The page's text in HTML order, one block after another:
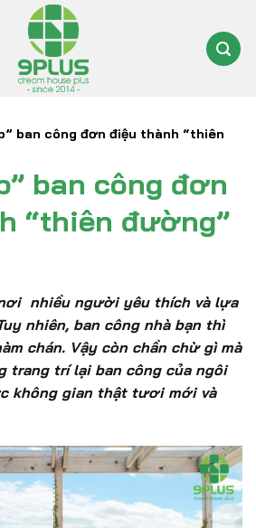
ban công đơn điệu thành “thiên
ban công đơn
“thiên đường”
nhiều người yêu thích và lựa
nhiên, ban công nhà bạn thì
chán. Vậy còn chần chừ gì mà
trang trí lại ban công của ngôi
không gian thật tươi mới và